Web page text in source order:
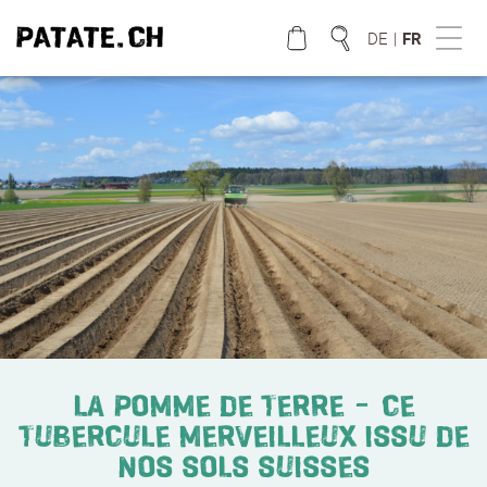
DE | FR
LA POMME DE TERRE – CE
TUBERCULE MERVEILLEUX ISSU DE
NOS SOLS SUISSES
QUE CHERCHEZ VOUS?